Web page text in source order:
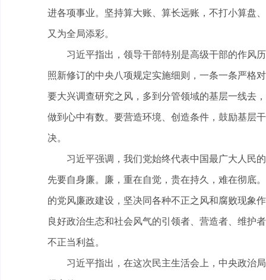
进各项事业。坚持算大账、算长远账，不打小算盘
又为全局添彩。
习近平指出，领导干部特别是高级干部的作风历
照新修订的中央八项规定实施细则，一条一条严格
要大兴调查研究之风，多到分管领域的基层一线去
做到心中有数。要营造环境、创造条件，鼓励基层
决。
习近平强调，我们党始终代表中国最广大人民的
先要自身廉。廉，重在自觉，贵在持久，难在彻底
的党风廉政建设，坚决同各种不正之风和腐败现象
良好政治生态和社会风气的引领者、营造者、维护
不正当利益。
习近平指出，在这次民主生活会上，中央政治局